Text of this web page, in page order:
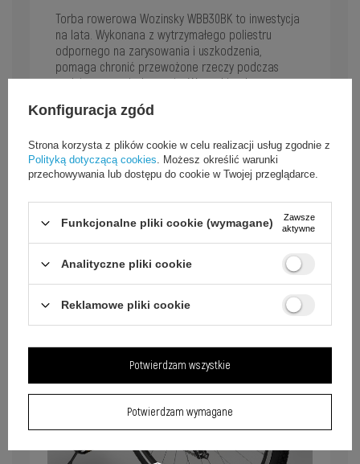
Torba rowerowa Wozinsky WBB30BK to inwestycja
na lata. Wykonana z wytrzymałego poliestru
odpornego na zarysowania i uszkodzenia,
pomaga chronić przewożone rzeczy podczas
codziennego użytkowania. Wszystkie elementy –
że bez problemu wytrzymają intensywne
zapewnia dodatkowe bezpieczeństwo i
widoczność podczas jazdy nocą.
Konfiguracja zgód
Strona korzysta z plików cookie w celu realizacji usług zgodnie z
Polityką dotyczącą cookies . Możesz określić warunki
przechowywania lub dostępu do cookie w Twojej przeglądarce.
Funkcjonalne pliki cookie (wymagane)
Zawsze
aktywne
Analityczne pliki cookie
Reklamowe pliki cookie
Potwierdzam wymagane
Potwierdzam wszystkie